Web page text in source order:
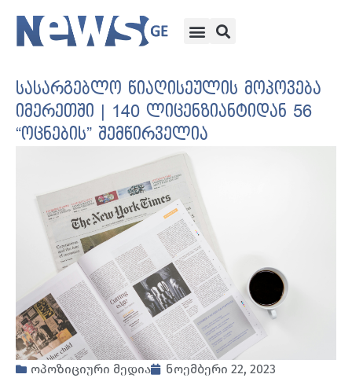
სასარგებლო წიაღისეულის მოპოვება
იმერეთში | 140 ლიცენზიანტიდან 56
“ოცნების” შემწირველია
ოპოზიციური მედია
ნოემბერი 22, 2023